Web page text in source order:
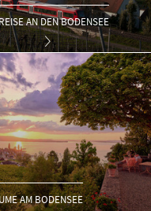
AN DEN BODENSEE
AM BODENSEE